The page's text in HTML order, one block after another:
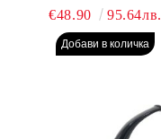
€48.90
95.64лв.